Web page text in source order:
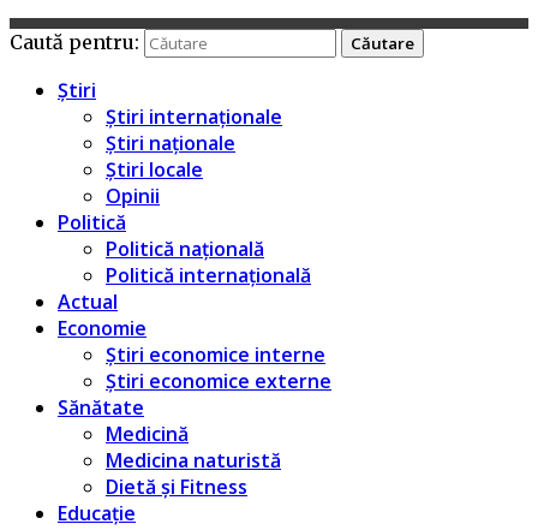
Caută pentru:
Știri
Știri internaționale
Știri naționale
Știri locale
Opinii
Politică
Politică națională
Politică internațională
Actual
Economie
Știri economice interne
Știri economice externe
Sănătate
Medicină
Medicina naturistă
Dietă și Fitness
Educație